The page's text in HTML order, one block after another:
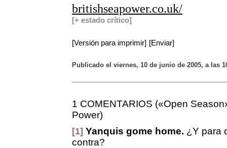
britishseapower.co.uk/
[+ estado crítico]
[Versión para imprimir] [Enviar]
Publicado el viernes, 10 de junio de 2005, a las
1 COMENTARIOS («Open
Power)
[1] Yanquis gome home. ¿Y para
contra?